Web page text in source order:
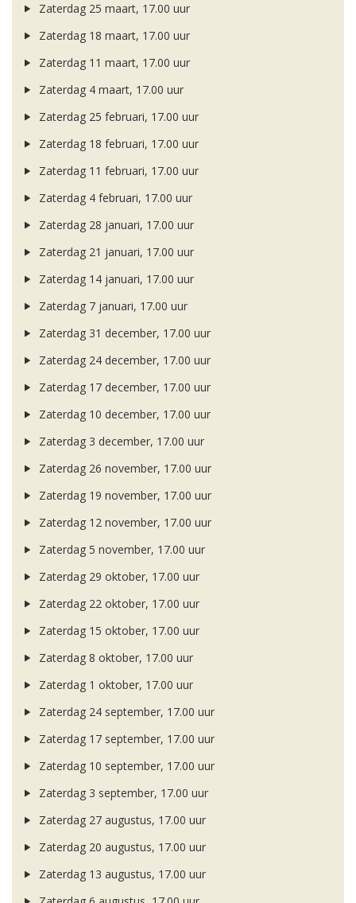
Zaterdag 25 maart, 17.00 uur
Zaterdag 18 maart, 17.00 uur
Zaterdag 11 maart, 17.00 uur
Zaterdag 4 maart, 17.00 uur
Zaterdag 25 februari, 17.00 uur
Zaterdag 18 februari, 17.00 uur
Zaterdag 11 februari, 17.00 uur
Zaterdag 4 februari, 17.00 uur
Zaterdag 28 januari, 17.00 uur
Zaterdag 21 januari, 17.00 uur
Zaterdag 14 januari, 17.00 uur
Zaterdag 7 januari, 17.00 uur
Zaterdag 31 december, 17.00 uur
Zaterdag 24 december, 17.00 uur
Zaterdag 17 december, 17.00 uur
Zaterdag 10 december, 17.00 uur
Zaterdag 3 december, 17.00 uur
Zaterdag 26 november, 17.00 uur
Zaterdag 19 november, 17.00 uur
Zaterdag 12 november, 17.00 uur
Zaterdag 5 november, 17.00 uur
Zaterdag 29 oktober, 17.00 uur
Zaterdag 22 oktober, 17.00 uur
Zaterdag 15 oktober, 17.00 uur
Zaterdag 8 oktober, 17.00 uur
Zaterdag 1 oktober, 17.00 uur
Zaterdag 24 september, 17.00 uur
Zaterdag 17 september, 17.00 uur
Zaterdag 10 september, 17.00 uur
Zaterdag 3 september, 17.00 uur
Zaterdag 27 augustus, 17.00 uur
Zaterdag 20 augustus, 17.00 uur
Zaterdag 13 augustus, 17.00 uur